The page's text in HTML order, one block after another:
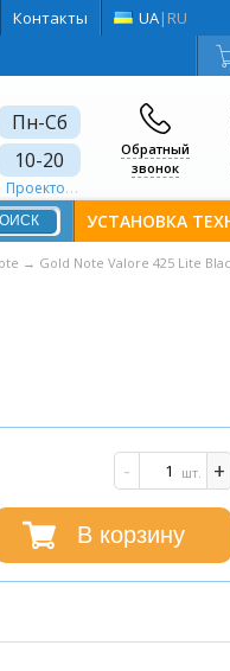
Контакты UA| RU
Обратный
звонок
Пн-Сб
10-20
Проектор для дома 4200 ANSI лм
УСТАНОВКА
→ Gold Note Valore 425 Lite
- +
шт.
В корзину